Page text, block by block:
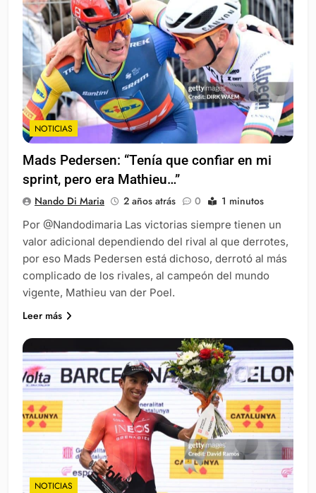
NOTICIAS
Mads Pedersen: “Tenía que confiar en mi
sprint, pero era Mathieu…”
Nando Di Maria 2 años atrás 0 1 minutos
Por @Nandodimaria Las victorias siempre tienen un
valor adicional dependiendo del rival al que derrotes,
por eso Mads Pedersen está dichoso, derrotó al más
complicado de los rivales, al campeón del mundo
vigente, Mathieu van der Poel.
Leer más
NOTICIAS